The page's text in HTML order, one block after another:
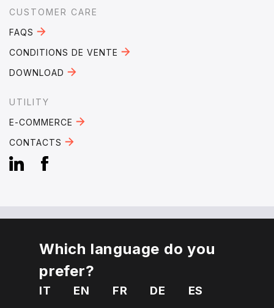
CUSTOMER CARE
FAQS
CONDITIONS DE VENTE
DOWNLOAD
UTILITY
E-COMMERCE
CONTACTS
EMAIL:
mebra@mebra.it
PHONE: +39 0331 344005
Which language do you
prefer?
IT EN FR DE ES